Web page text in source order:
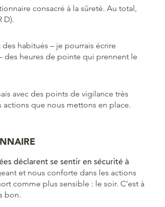
consacré à la sûreté. Au total,
D).
habitués – je pourrais écrire
des heures de pointe qui prennent le
avec des points de vigilance très
actions que nous mettons en place.
déclarent se sentir en sécurité à
et nous conforte dans les actions
comme plus sensible : le soir. C’est à
bon.